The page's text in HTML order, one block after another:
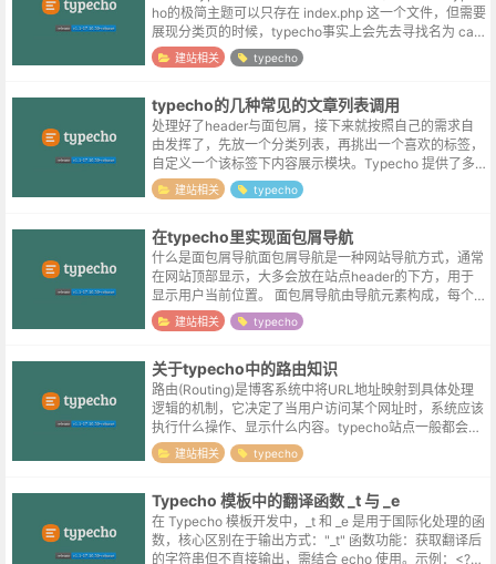
ho的极简主题可以只存在 index.php 这一个文件，但需要
展现分类页的时候，typecho事实上会先去寻找名为 cate
gory.php 的分类页模板，文章页当然也...
建站相关 typecho
typecho的几种常见的文章列表调用
处理好了header与面包屑，接下来就按照自己的需求自
由发挥了，先放一个分类列表，再挑出一个喜欢的标签，
自定义一个该标签下内容展示模块。Typecho 提供了多
种文章循环方式，以下是常用的几种方法：标准文章循环
<?php whi...
建站相关 typecho
在typecho里实现面包屑导航
什么是面包屑导航面包屑导航是一种网站导航方式，通常
在网站顶部显示，大多会放在站点header的下方，用于
显示用户当前位置。 面包屑导航由导航元素构成，每个
元素代表一个网站导航项，各个元素通常包含对应链接，
供用户跳转。面包屑导航示例首页...
建站相关 typecho
关于typecho中的路由知识
路由(Routing)是博客系统中将URL地址映射到具体处理
逻辑的机制，它决定了当用户访问某个网址时，系统应该
执行什么操作、显示什么内容。typecho站点一般都会开
启伪静态，伪静态通过URL重写将"漂亮"的URL映射到实
际的文件路径...
建站相关 typecho
Typecho 模板中的翻译函数 _t 与 _e
在 Typecho 模板开发中，_t 和 _e 是用于国际化处理的函
数，核心区别在于输出方式："_t" 函数‌‌功能‌：获取翻译后
的字符串但不直接输出，需结合 echo 使用。‌示例‌：<?ph